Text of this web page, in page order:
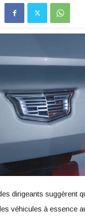
dirigeants suggèrent
véhicules à essence